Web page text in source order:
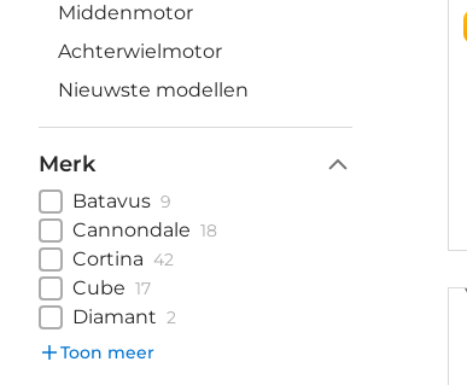
Middenmotor
Achterwielmotor
Nieuwste modellen
Merk
Batavus 9
Cannondale 18
Cortina 42
Cube 17
Diamant 2
Toon meer